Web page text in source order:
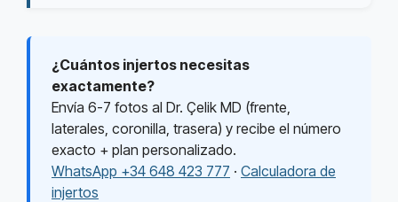
¿Cuántos injertos necesitas
exactamente?
Envía 6-7 fotos al Dr. Çelik MD (frente,
laterales, coronilla, trasera) y recibe el número
exacto + plan personalizado.
WhatsApp +34 648 423 777 · Calculadora de
injertos